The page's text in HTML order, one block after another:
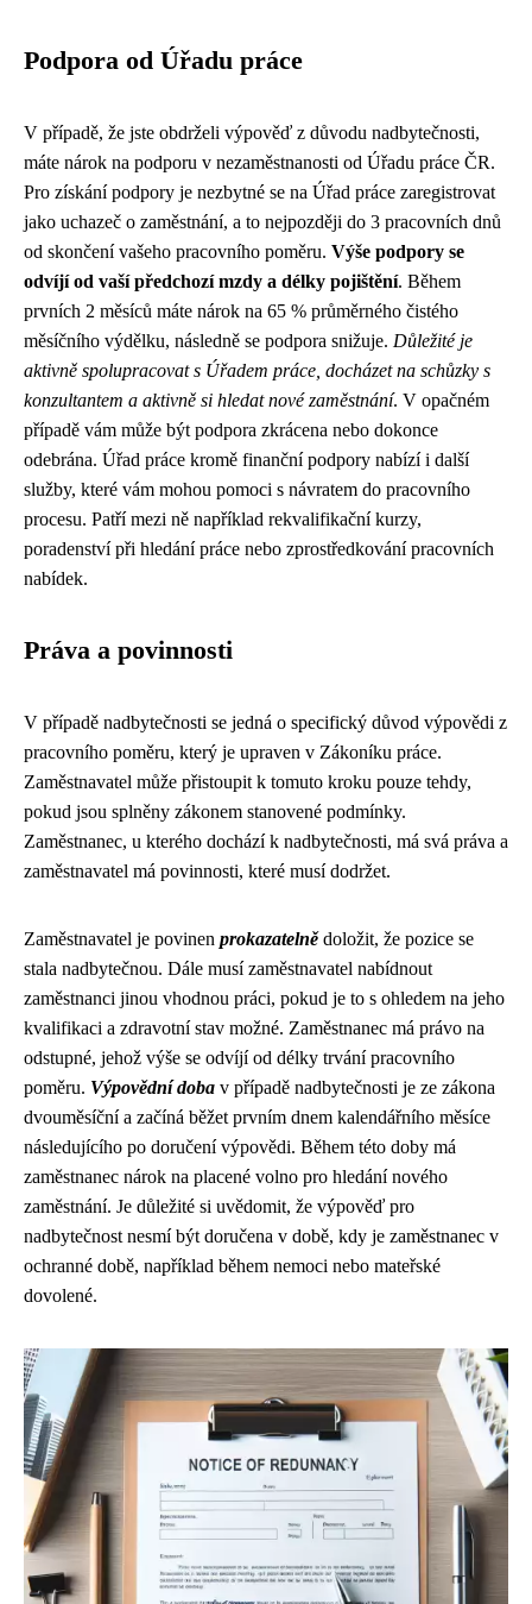
Podpora od Úřadu práce
V případě, že jste obdrželi výpověď z důvodu nadbytečnosti,
máte nárok na podporu v nezaměstnanosti od Úřadu práce ČR.
Pro získání podpory je nezbytné se na Úřad práce zaregistrovat
jako uchazeč o zaměstnání, a to nejpozději do 3 pracovních dnů
od skončení vašeho pracovního poměru. Výše podpory se
odvíjí od vaší předchozí mzdy a délky pojištění. Během
prvních 2 měsíců máte nárok na 65 % průměrného čistého
měsíčního výdělku, následně se podpora snižuje. Důležité je
aktivně spolupracovat s Úřadem práce, docházet na schůzky s
konzultantem a aktivně si hledat nové zaměstnání. V opačném
případě vám může být podpora zkrácena nebo dokonce
odebrána. Úřad práce kromě finanční podpory nabízí i další
služby, které vám mohou pomoci s návratem do pracovního
procesu. Patří mezi ně například rekvalifikační kurzy,
poradenství při hledání práce nebo zprostředkování pracovních
nabídek.
Práva a povinnosti
V případě nadbytečnosti se jedná o specifický důvod výpovědi z
pracovního poměru, který je upraven v Zákoníku práce.
Zaměstnavatel může přistoupit k tomuto kroku pouze tehdy,
pokud jsou splněny zákonem stanovené podmínky.
Zaměstnanec, u kterého dochází k nadbytečnosti, má svá práva a
zaměstnavatel má povinnosti, které musí dodržet.
Zaměstnavatel je povinen prokazatelnědoložit, že pozice se
stala nadbytečnou. Dále musí zaměstnavatel nabídnout
zaměstnanci jinou vhodnou práci, pokud je to s ohledem na jeho
kvalifikaci a zdravotní stav možné. Zaměstnanec má právo na
odstupné, jehož výše se odvíjí od délky trvání pracovního
poměru. Výpovědní doba v případě nadbytečnosti je ze zákona
dvouměsíční a začíná běžet prvním dnem kalendářního měsíce
následujícího po doručení výpovědi. Během této doby má
zaměstnanec nárok na placené volno pro hledání nového
zaměstnání. Je důležité si uvědomit, že výpověď pro
nadbytečnost nesmí být doručena v době, kdy je zaměstnanec v
ochranné době, například během nemoci nebo mateřské
dovolené.